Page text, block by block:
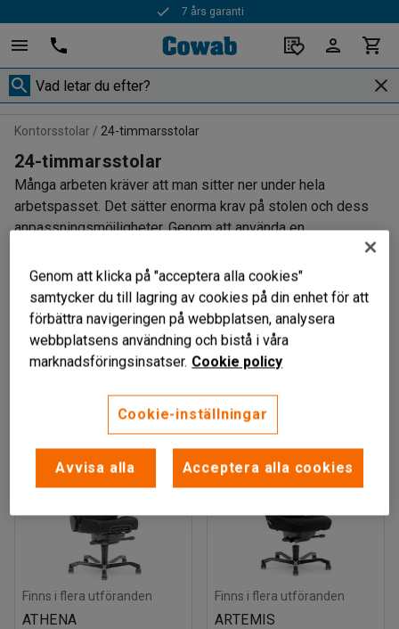
7 års garanti
Kontorsstolar 24-timmarsstolar
24-timmarsstolar
Många arbeten kräver att man sitter ner under hela
arbetspasset. Det sätter enorma krav på stolen och dess
anpassningsmöjligheter. Genom att använda en
timmars sittande så säkerställer du god ergonomi.
Filtrera
Finns i flera utföranden
ATHENA
Finns i flera utföranden
ARTEMIS
Genom att klicka på "acceptera alla cookies"
samtycker du till lagring av cookies på din enhet för att
förbättra navigeringen på webbplatsen, analysera
webbplatsens användning och bistå i våra
marknadsföringsinsatser. Cookie policy
Cookie-inställningar
Avvisa alla Acceptera alla cookies